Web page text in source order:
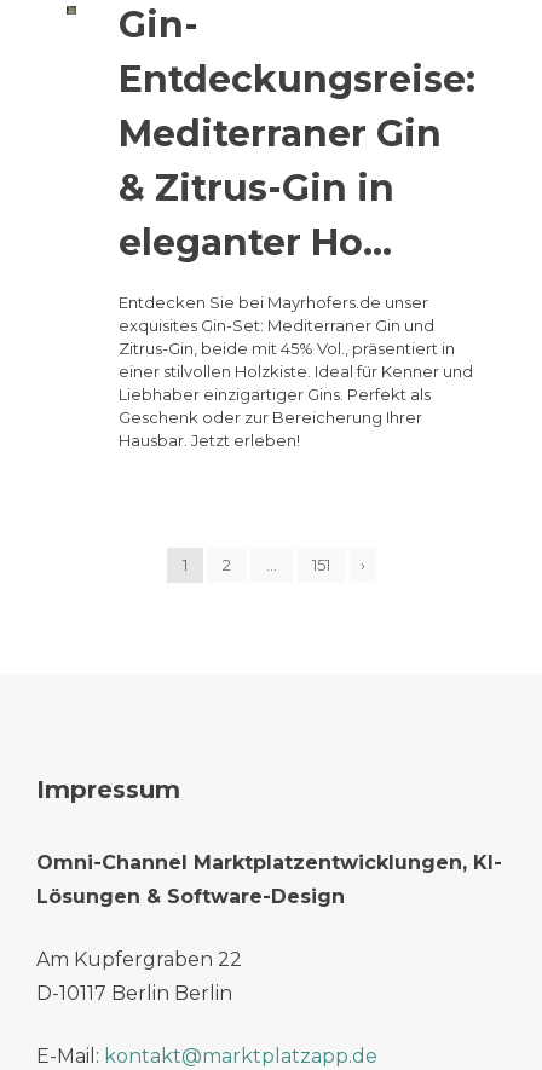
Gin-
Entdeckungsreise:
Mediterraner Gin
& Zitrus-Gin in
eleganter Ho…
Entdecken Sie bei Mayrhofers.de unser
exquisites Gin-Set: Mediterraner Gin und
Zitrus-Gin, beide mit 45% Vol., präsentiert in
einer stilvollen Holzkiste. Ideal für Kenner und
Liebhaber einzigartiger Gins. Perfekt als
Geschenk oder zur Bereicherung Ihrer
Hausbar. Jetzt erleben!
1 2 151 ›
Impressum
Omni-Channel Marktplatzentwicklungen, KI-
Lösungen & Software-Design
Am Kupfergraben 22
D-10117 Berlin Berlin
E-Mail: kontakt@marktplatzapp.de